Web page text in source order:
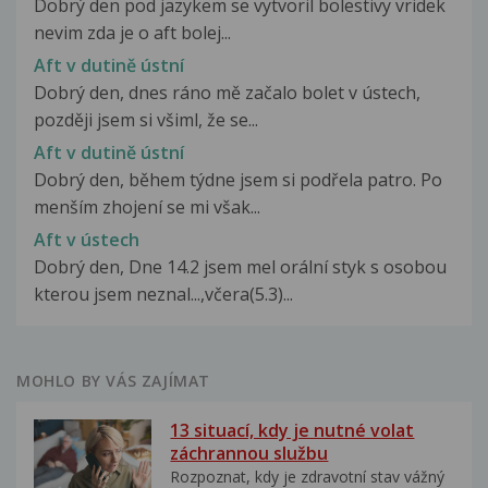
Dobrý den pod jazykem se vytvoril bolestivy vridek
nevim zda je o aft bolej...
Aft v dutině ústní
Dobrý den, dnes ráno mě začalo bolet v ústech,
později jsem si všiml, že se...
Aft v dutině ústní
Dobrý den, během týdne jsem si podřela patro. Po
menším zhojení se mi však...
Aft v ústech
Dobrý den, Dne 14.2 jsem mel orální styk s osobou
kterou jsem neznal...,včera(5.3)...
MOHLO BY VÁS ZAJÍMAT
13 situací, kdy je nutné volat
záchrannou službu
Rozpoznat, kdy je zdravotní stav vážný